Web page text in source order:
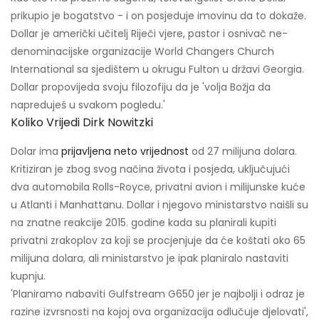
prikupio je bogatstvo - i on posjeduje imovinu da to dokaže.
Dollar je američki učitelj Riječi vjere, pastor i osnivač ne-
denominacijske organizacije World Changers Church
International sa sjedištem u okrugu Fulton u državi Georgia.
Dollar propovijeda svoju filozofiju da je 'volja Božja da
napreduješ u svakom pogledu.'
Koliko Vrijedi Dirk Nowitzki
Dolar ima prijavljena neto vrijednost od 27 milijuna dolara.
Kritiziran je zbog svog načina života i posjeda, uključujući
dva automobila Rolls-Royce, privatni avion i milijunske kuće
u Atlanti i Manhattanu. Dollar i njegovo ministarstvo naišli su
na znatne reakcije 2015. godine kada su planirali kupiti
privatni zrakoplov za koji se procjenjuje da će koštati oko 65
milijuna dolara, ali ministarstvo je ipak planiralo nastaviti
kupnju.
'Planiramo nabaviti Gulfstream G650 jer je najbolji i odraz je
razine izvrsnosti na kojoj ova organizacija odlučuje djelovati',